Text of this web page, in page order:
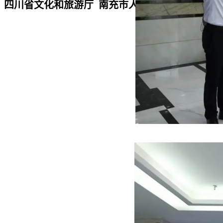
四川省文化和旅游厅 南充市人民政府“厅市共建”